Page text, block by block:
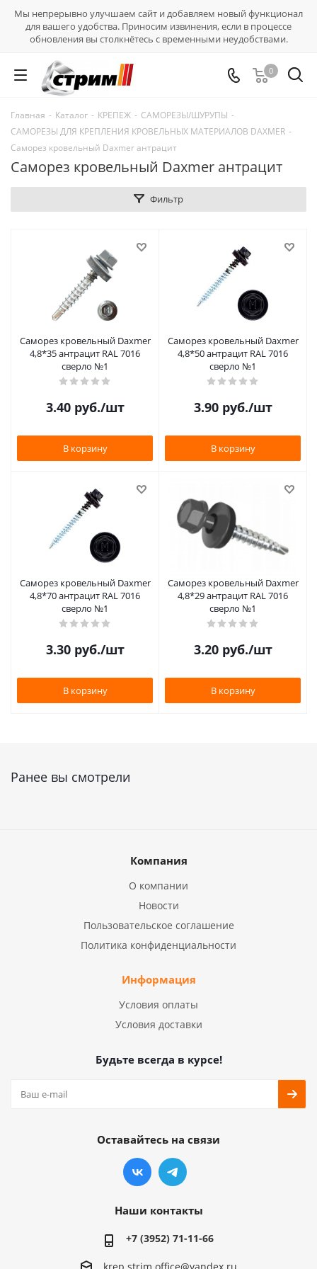
Мы непрерывно улучшаем сайт и добавляем новый функционал
для вашего удобства. Приносим извинения, если в процессе
обновления вы столкнётесь с временными неудобствами.
0
Главная - Каталог - КРЕПЕЖ - САМОРЕЗЫ/ШУРУПЫ -
САМОРЕЗЫ ДЛЯ КРЕПЛЕНИЯ КРОВЕЛЬНЫХ МАТЕРИАЛОВ DAXMER -
Саморез кровельный Daxmer антрацит
Саморез кровельный Daxmer антрацит
Фильтр
Саморез кровельный Daxmer
4,8*35 антрацит RAL 7016
сверло №1
3.40руб./шт
В корзину
Саморез кровельный Daxmer
4,8*50 антрацит RAL 7016
сверло №1
3.90руб./шт
В корзину
Саморез кровельный Daxmer
4,8*70 антрацит RAL 7016
сверло №1
3.30руб./шт
В корзину
Саморез кровельный Daxmer
4,8*29 антрацит RAL 7016
сверло №1
3.20руб./шт
В корзину
Ранее вы смотрели
Компания
О компании
Новости
Пользовательское соглашение
Политика конфиденциальности
Информация
Условия оплаты
Условия доставки
Будьте всегда в курсе!
Оставайтесь на связи
Наши контакты
+7 (3952) 71-11-66